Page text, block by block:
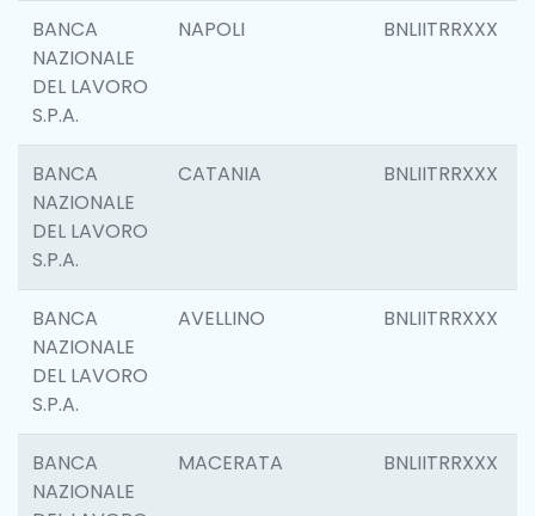
BANCA
NAZIONALE
DEL LAVORO
S.P.A.
NAPOLI BNLIITRRXXX
BANCA
NAZIONALE
DEL LAVORO
S.P.A.
CATANIA BNLIITRRXXX
BANCA
NAZIONALE
DEL LAVORO
S.P.A.
AVELLINO BNLIITRRXXX
BANCA
NAZIONALE
MACERATA BNLIITRRXXX